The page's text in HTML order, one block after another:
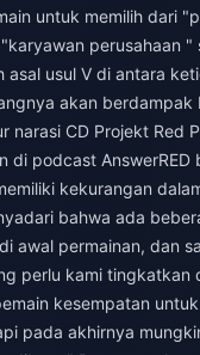
untuk memilih dari
perusahaan "
asal usul V di antara
akan berdampak
narasi CD Projekt Red
di podcast AnswerRED
kekurangan
bahwa ada
awal permainan, dan
perlu kami tingkatkan
kesempatan
pada akhirnya